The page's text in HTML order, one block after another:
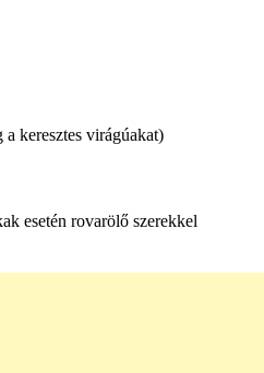
keresztes virágúakat)
esetén rovarölő szerekkel